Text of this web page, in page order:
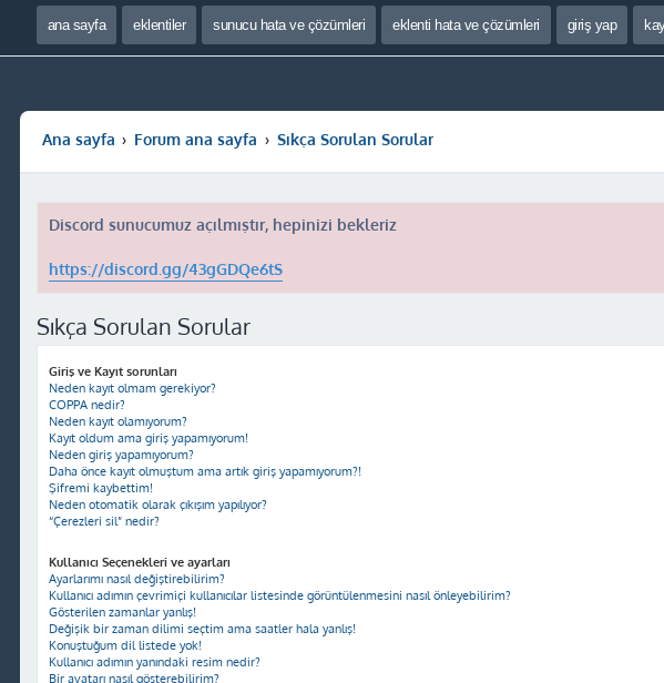
ana sayfa eklentiler sunucu hata ve çözümleri eklenti hata ve çözümleri giriş yap
Ana sayfa Forum ana sayfa Sıkça Sorulan Sorular
Discord sunucumuz açılmıştır, hepinizi bekleriz
https://discord.gg/43gGDQe6tS
Sıkça Sorulan Sorular
Giriş ve Kayıt sorunları
Neden kayıt olmam gerekiyor?
COPPA nedir?
Neden kayıt olamıyorum?
Kayıt oldum ama giriş yapamıyorum!
Neden giriş yapamıyorum?
Daha önce kayıt olmuştum ama artık giriş yapamıyorum?!
Şifremi kaybettim!
Neden otomatik olarak çıkışım yapılıyor?
“Çerezleri sil” nedir?
Kullanıcı Seçenekleri ve ayarları
Ayarlarımı nasıl değiştirebilirim?
Kullanıcı adımın çevrimiçi kullanıcılar listesinde görüntülenmesini nasıl önleyebilirim?
Gösterilen zamanlar yanlış!
Değişik bir zaman dilimi seçtim ama saatler hala yanlış!
Konuştuğum dil listede yok!
Kullanıcı adımın yanındaki resim nedir?
Bir avatarı nasıl gösterebilirim?